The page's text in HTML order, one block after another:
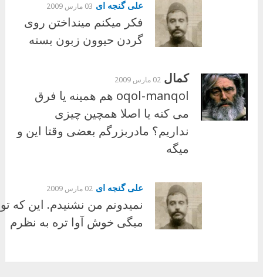
علی گنجه ای 03 مارس 2009
فکر میکنم مینداختن روی
گردن حیوون زبون بسته
کمال 02 مارس 2009
oqol-manqol هم همینه یا فرق
می کنه یا اصلا همچین چیزی
نداریم؟ مادربزرگم بعضی وقتا این و
میگه
علی گنجه ای 02 مارس 2009
نمیدونم من نشنیدم. این که تو
میگی خوش آوا تره به نظرم